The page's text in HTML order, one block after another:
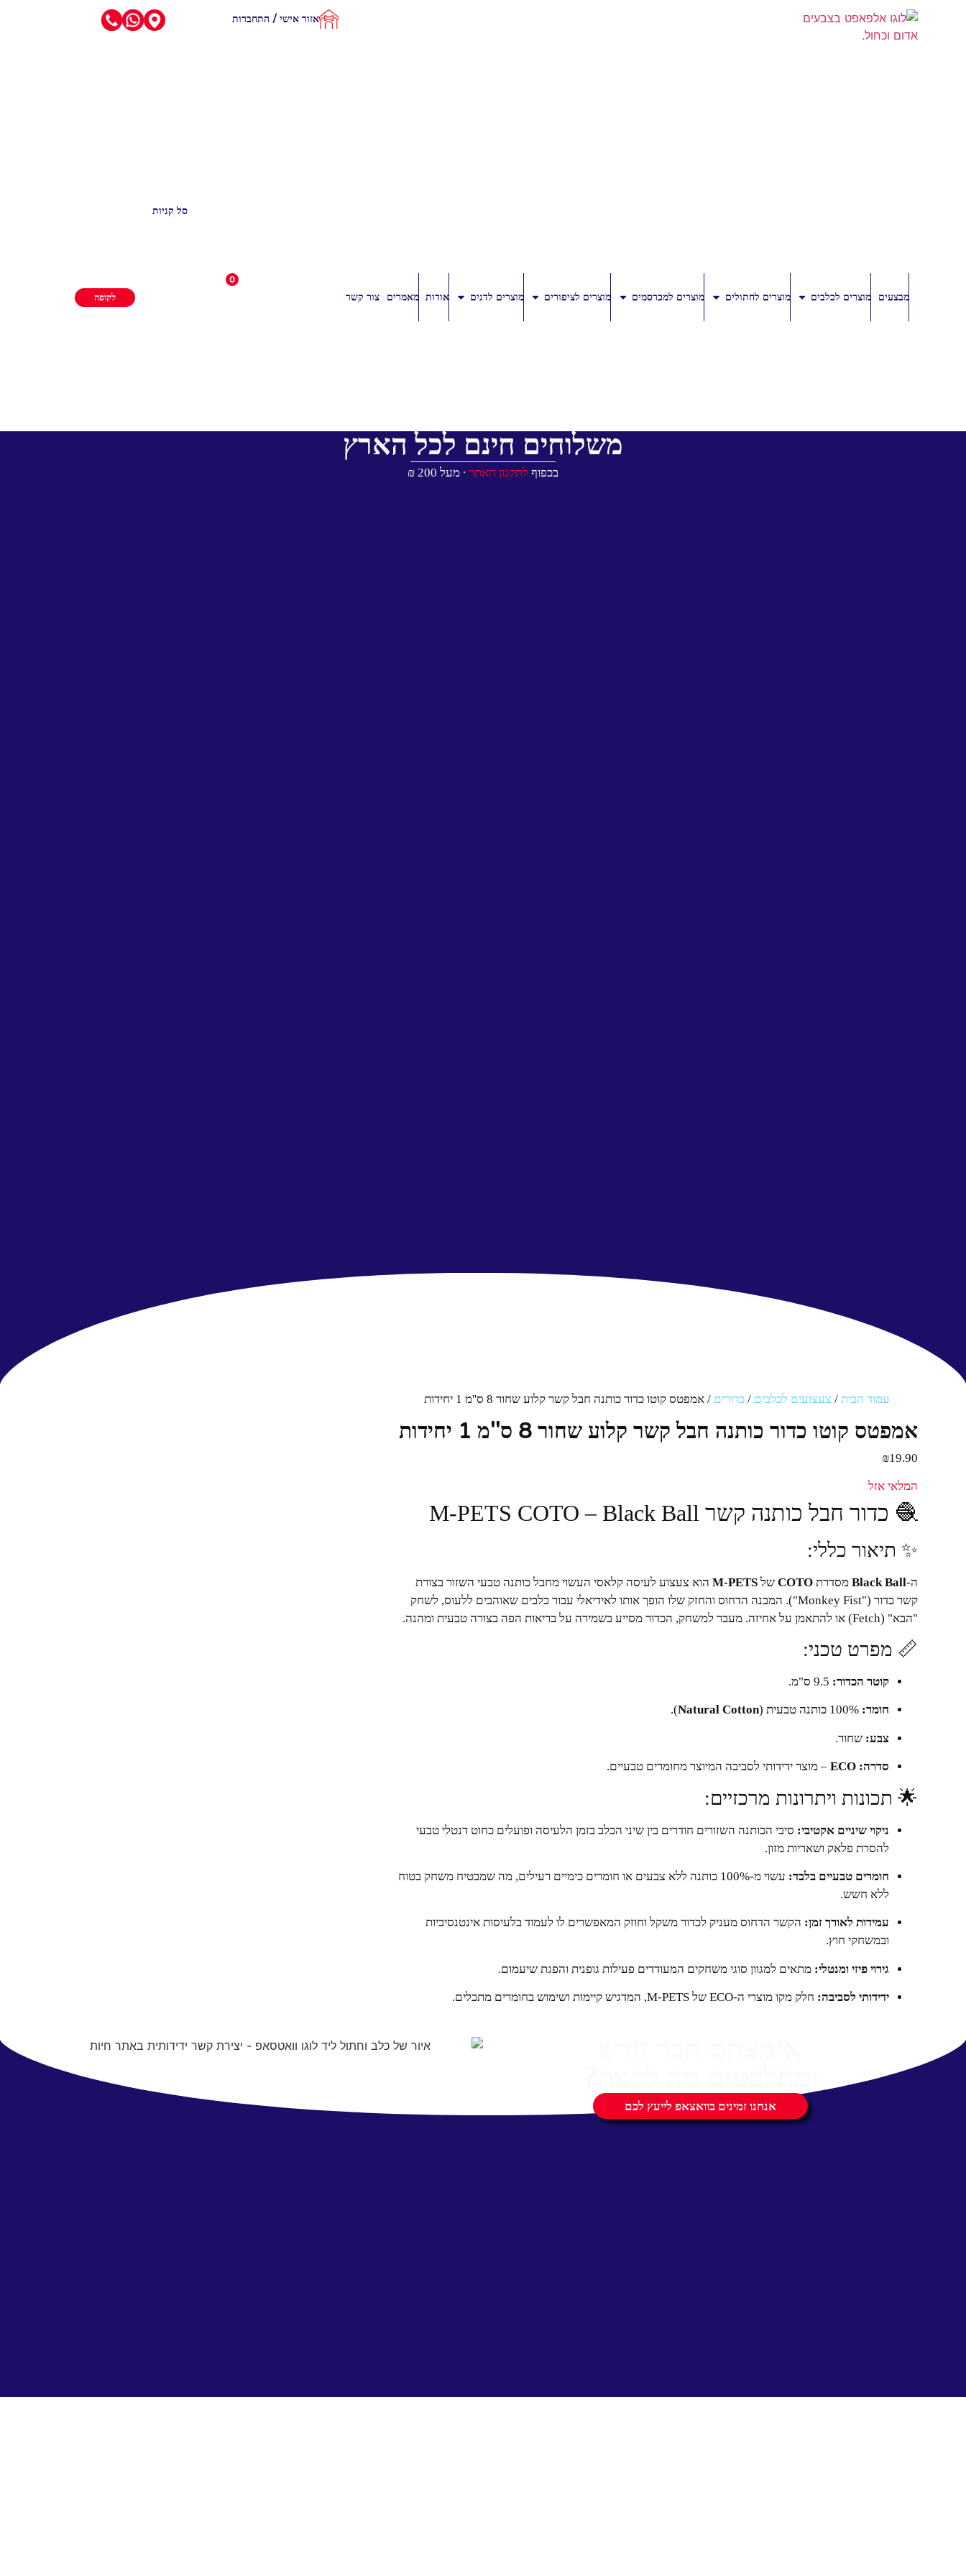
אזור אישי / התחברות
מבצעים מוצרים לכלבים מוצרים לחתולים מוצרים למכרסמים מוצרים לציפורים מוצרים לדגים אודות מאמרים צור קשר
0
סל קניות
לקופה
משלוחים חינם לכל הארץ
בכפוף לתקנון האתר ∙ מעל 200 ₪
עמוד הבית / צעצועים לכלבים /כדורים / אמפטס קוטו כדור כותנה חבל קשר קלוע שחור 8 ס''מ 1 יחידות
אמפטס קוטו כדור כותנה חבל קשר קלוע שחור 8 ס''מ 1 יחידות
₪19.90
המלאי אזל
🧶 כדור חבל כותנה קשר M-PETS COTO – Black Ball
✨ תיאור כללי:
ה-Black Ball מסדרתCOTO שלM-PETS הוא צעצוע לעיסה קלאסי העשוי מחבל כותנה טבעי השזור בצורת
קשר כדור ("Monkey Fist"). המבנה הדחוס והחזק שלו הופך אותו לאידיאלי עבור כלבים שאוהבים ללעוס, לשחק
"הבא" (Fetch) או להתאמן על אחיזה. מעבר למשחק, הכדור מסייע בשמירה על בריאות הפה בצורה טבעית ומהנה.
📏 מפרט טכני:
קוטר הכדור:
חומר: 100% כותנה טבעית ( Natural Cotton
).
צבע: שחור.
סדרה: ECO – מוצר ידידותי לסביבה המיוצר מחומרים טבעיים.
🌟 תכונות ויתרונות מרכזיים:
ניקוי שיניים אקטיבי: סיבי הכותנה השזורים חודרים בין שיני הכלב בזמן הלעיסה ופועלים כחוט דנטלי טבעי
להסרת פלאק ושאריות מזון.
חומרים טבעיים בלבד:
עשוי מ-100% כותנה ללא צבעים או חומרים כימיים רעילים, מה שמבטיח משחק בטוח
ללא חשש.
עמידות לאורך זמן: הקשר הדחוס מעניק לכדור משקל וחוזק המאפשרים לו לעמוד בלעיסות אינטנסיביות
ובמשחקי חוץ.
גירוי פיזי ומנטלי: מתאים למגוון סוגי משחקים המעודדים פעילות גופנית והפגת שיעמום.
ידידותי לסביבה: חלק מקו מוצרי ה-ECO של M-PETS, המדגיש קיימות ושימוש בחומרים מתכלים.
אנחנו זמינים בוואצאפ לייעץ לכם